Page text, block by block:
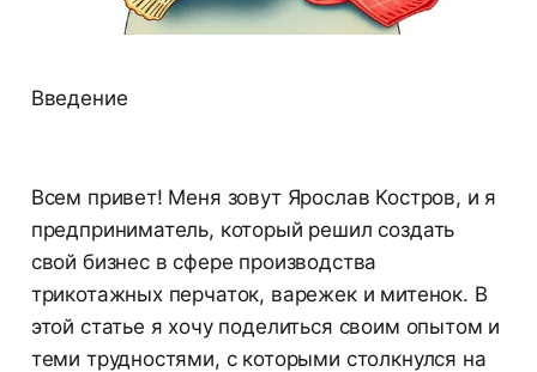
Введение
Всем привет! Меня зовут Ярослав Костров, и я
предприниматель, который решил создать
свой бизнес в сфере производства
трикотажных перчаток, варежек и митенок. В
этой статье я хочу поделиться своим опытом и
теми трудностями, с которыми столкнулся на